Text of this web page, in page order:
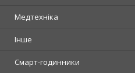
Медтехніка
Інше
Смарт-годинники